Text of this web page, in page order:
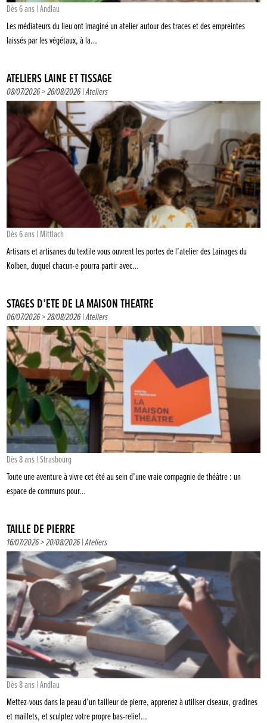
Dès 6 ans | Andlau
Les médiateurs du lieu ont imaginé un atelier autour des traces et des empreintes
laissés par les végétaux, à la…
ATELIERS LAINE ET TISSAGE
08/07/2026 > 26/08/2026 |Ateliers
Dès 6 ans | Mittlach
Artisans et artisanes du textile vous ouvrent les portes de l’atelier des Lainages du
Kolben, duquel chacun·e pourra partir avec…
STAGES D’ÉTÉ DE LA MAISON THÉÂTRE
06/07/2026 > 28/08/2026 |Ateliers
Dès 8 ans | Strasbourg
Toute une aventure à vivre cet été au sein d’une vraie compagnie de théâtre : un
espace de communs pour…
TAILLE DE PIERRE
16/07/2026 > 20/08/2026 |Ateliers
Dès 8 ans | Andlau
Mettez-vous dans la peau d’un tailleur de pierre, apprenez à utiliser ciseaux, gradines
et maillets, et sculptez votre propre bas-relief…